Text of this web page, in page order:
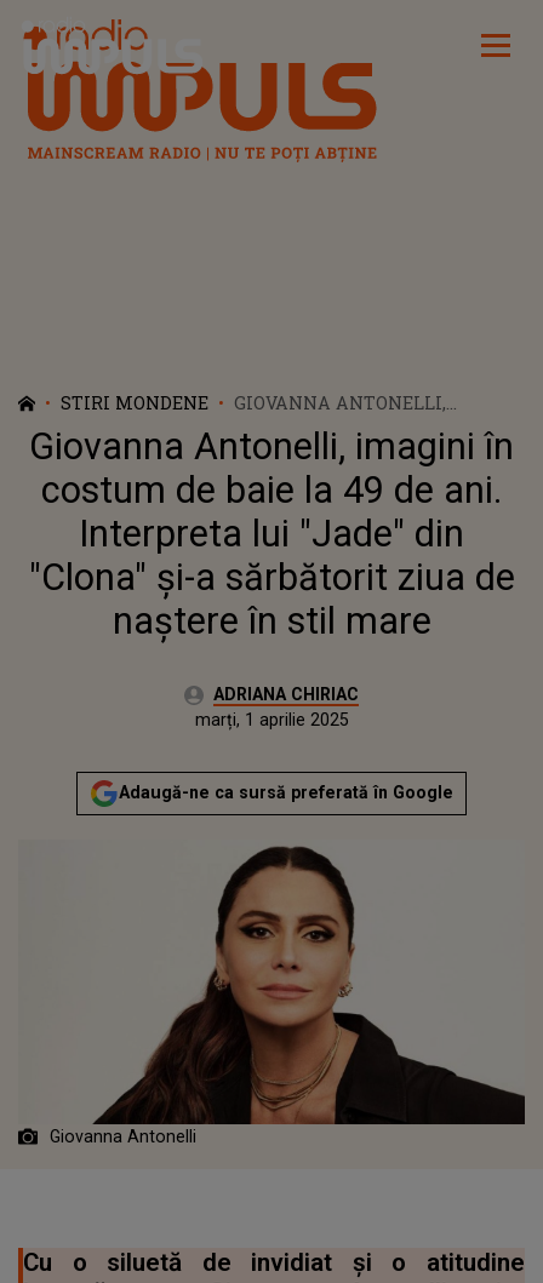
Radio Impuls
STIRI MONDENE
GIOVANNA ANTONELLI,
IMAGINI ÎN COSTUM DE BAIE
LA 49 DE ANI. INTERPRETA LUI
"JADE" DIN "CLONA" ȘI-A
SĂRBĂTORIT ZIUA DE NAȘTERE
ÎN STIL MARE
Giovanna Antonelli, imagini în
costum de baie la 49 de ani.
Interpreta lui "Jade" din
"Clona" și-a sărbătorit ziua de
naștere în stil mare
Autor:ADRIANA CHIRIAC
Actualizat:
marți, 1 aprilie 2025
Adaugă-ne ca sursă preferată în Google
Giovanna Antonelli
Cu o siluetă de invidiat și o atitudine